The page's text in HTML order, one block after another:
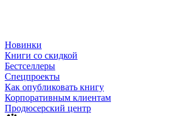
Новинки
Книги со скидкой
Бестселлеры
Спецпроекты
Как опубликовать книгу
Корпоративным клиентам
Продюсерский центр